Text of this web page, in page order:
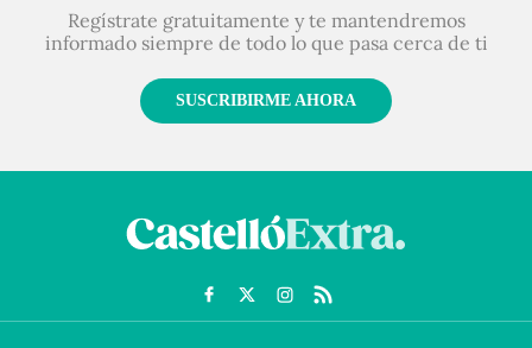
Regístrate gratuitamente y te mantendremos
informado siempre de todo lo que pasa cerca de ti
SUSCRIBIRME AHORA